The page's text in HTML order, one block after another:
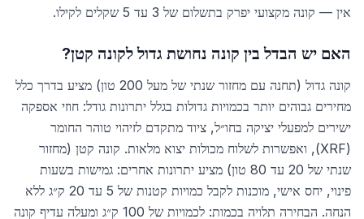
אין — קונה מקצועי יפרק בתשלום של 3 עד 5 שקלים לקילו.
האם יש הבדל בין קונה נחושת גדול לקונה קטן?
קונה גדול (תחנה עם מחזור שנתי של מעל 200 טון) מציע בדרך כלל
מחירים גבוהים יותר בכמויות גדולות בגלל יתרונות גודל: חוזי אספקה
ישירים למפעלי יציקה בחו״ל, ציוד מתקדם לזיהוי טוהר החומר
(XRF), ואפשרות לשלוח מכולות יצוא מלאות. קונה קטן (מחזור
שנתי של 20 עד 80 טון) מציע יתרונות אחרים: גמישות בשעות
פינוי, יחס אישי, מוכנות לקבל כמויות קטנות של 5 עד 20 ק״ג ללא
הנחה. הבחירה תלויה בכמות: לכמויות של 100 ק״ג ומעלה עדיף קונה